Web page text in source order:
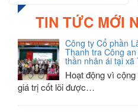
TIN TỨC MỚI
Công ty Cổ phần
Thanh tra Công
thần nhân ái tại xã
Hoạt động vì
giá trị cốt lõi được…